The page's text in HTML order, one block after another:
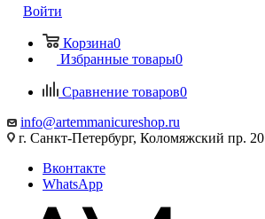
Войти
Корзина0
Избранные товары0
Сравнение товаров0
info@artemmanicureshop.ru
г. Санкт-Петербург, Коломяжский пр. 20
Вконтакте
WhatsApp